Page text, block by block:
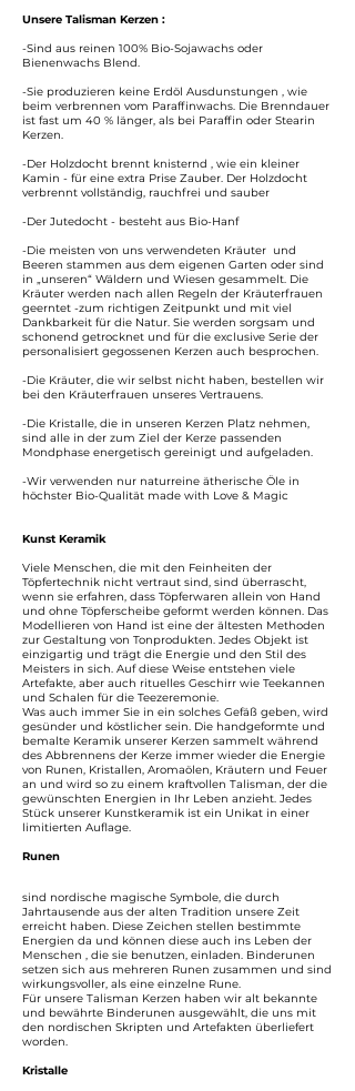
Unsere Talisman Kerzen :
-Sind aus reinen 100% Bio-Sojawachs oder
Bienenwachs Blend.
-Sie produzieren keine Erdöl Ausdunstungen , wie
beim verbrennen vom Paraffinwachs. Die Brenndauer
ist fast um 40 % länger, als bei Paraffin oder Stearin
Kerzen.
-Der Holzdocht brennt knisternd , wie ein kleiner
Kamin - für eine extra Prise Zauber. Der Holzdocht
verbrennt vollständig, rauchfrei und sauber
-Der Jutedocht - besteht aus Bio-Hanf
-Die meisten von uns verwendeten Kräuter und
Beeren stammen aus dem eigenen Garten oder sind
in „unseren“ Wäldern und Wiesen gesammelt. Die
Kräuter werden nach allen Regeln der Kräuterfrauen
geerntet -zum richtigen Zeitpunkt und mit viel
Dankbarkeit für die Natur. Sie werden sorgsam und
schonend getrocknet und für die exclusive Serie der
personalisiert gegossenen Kerzen auch besprochen.
-Die Kräuter, die wir selbst nicht haben, bestellen wir
bei den Kräuterfrauen unseres Vertrauens.
-Die Kristalle, die in unseren Kerzen Platz nehmen,
sind alle in der zum Ziel der Kerze passenden
Mondphase energetisch gereinigt und aufgeladen.
-Wir verwenden nur naturreine ätherische Öle in
höchster Bio-Qualität made with Love & Magic
Kunst Keramik
Viele Menschen, die mit den Feinheiten der
Töpfertechnik nicht vertraut sind, sind überrascht,
wenn sie erfahren, dass Töpferwaren allein von Hand
und ohne Töpferscheibe geformt werden können. Das
Modellieren von Hand ist eine der ältesten Methoden
zur Gestaltung von Tonprodukten. Jedes Objekt ist
einzigartig und trägt die Energie und den Stil des
Meisters in sich. Auf diese Weise entstehen viele
Artefakte, aber auch rituelles Geschirr wie Teekannen
und Schalen für die Teezeremonie.
Was auch immer Sie in ein solches Gefäß geben, wird
gesünder und köstlicher sein. Die handgeformte und
bemalte Keramik unserer Kerzen sammelt während
des Abbrennens der Kerze immer wieder die Energie
von Runen, Kristallen, Aromaölen, Kräutern und Feuer
an und wird so zu einem kraftvollen Talisman, der die
gewünschten Energien in Ihr Leben anzieht. Jedes
Stück unserer Kunstkeramik ist ein Unikat in einer
limitierten Auflage.
Runen
sind nordische magische Symbole, die durch
Jahrtausende aus der alten Tradition unsere Zeit
erreicht haben. Diese Zeichen stellen bestimmte
Energien da und können diese auch ins Leben der
Menschen , die sie benutzen, einladen. Binderunen
setzen sich aus mehreren Runen zusammen und sind
wirkungsvoller, als eine einzelne Rune.
Für unsere Talisman Kerzen haben wir alt bekannte
und bewährte Binderunen ausgewählt, die uns mit
den nordischen Skripten und Artefakten überliefert
worden.
Kristalle